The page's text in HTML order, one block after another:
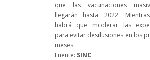
que las vacunaciones
llegarán hasta 2022.
habrá que moderar las
para evitar desilusiones en los
meses.
Fuente: SINC